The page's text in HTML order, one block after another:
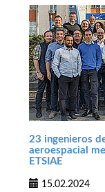
23 ingenieros
aeroespacial
ETSIAE
15.02.2024